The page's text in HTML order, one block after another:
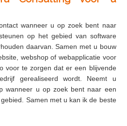
wanneer u op zoek bent naar
op het gebied van software
daarvan. Samen met u bouw
webshop of webapplicatie voor
voor te zorgen dat er een blijvende
gerealiseerd wordt. Neemt u
wanneer u op zoek bent naar een
Samen met u kan ik de beste